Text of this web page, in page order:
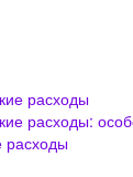
расходы
расходы:
расходы